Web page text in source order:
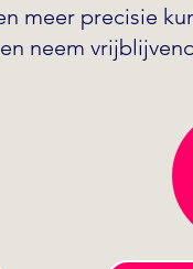
meer precisie
en neem